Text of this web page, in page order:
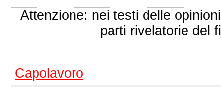
Attenzione: nei testi delle
parti rivelatorie del
Capolavoro